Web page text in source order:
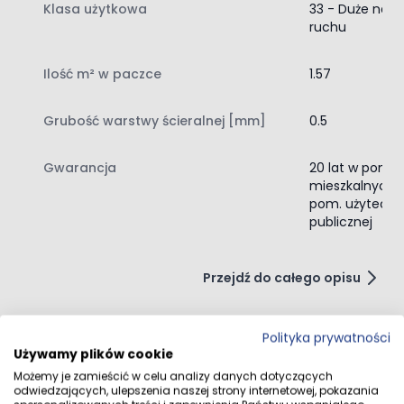
Redukcja hałasu
Łatwość w utrzymaniu czystości
większa ilość wody nie wpływa negatywnie na trwałość
Antypoślizgowa powierzchnia
Zapewniają bezpieczeństwo użytkowania, co jest
szczególnie ważne dla rodzin z dziećmi i osób starszych.
Klasa użytkowa
33 - Duże
ruchu
Ilość m² w paczce 1.57
Grubość warstwy ścieralnej [mm] 0.5
Gwarancja
20 lat w pom.
mieszkalnych,
pom.
publicznej
Przejdź do całego opisu
Opinie klientów
Polityka prywatności
Używamy plików cookie
Możemy je zamieścić w celu analizy danych dotyczących
odwiedzających, ulepszenia naszej strony internetowej, pokazania